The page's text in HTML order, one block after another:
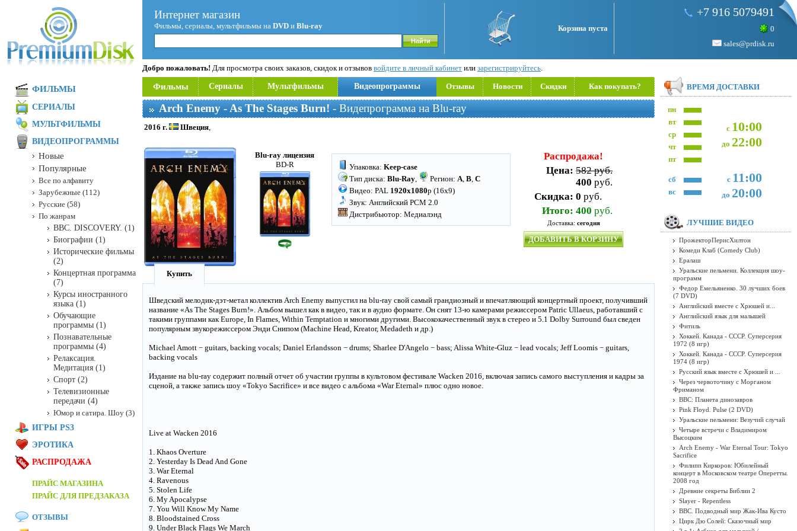
Интернет магазин
Фильмы, сериалы, мультфильмы на DVD и Blu-ray Корзина пуста
+7 916 5079491
0
sales@prdisk.ru
Добро пожаловать! Для просмотра своих заказов, скидок и отзывов войдите в личный кабинет или зарегистрируйтесь.
Фильмы Сериалы Мультфильмы Видеопрограммы Отзывы Новости Скидки Как покупать?
Arch Enemy - As The Stages Burn! - Видепрограмма на Blu-ray
2016 г. Швеция,
Blu-ray лицензия
BD-R
Упаковка: Keep-case
Тип диска: Blu-Ray, Регион: A, B, C
Видео: PAL 1920x1080p (16x9)
Звук: Английский PCM 2.0
Дистрибьютор: Медиалэнд
Распродажа!
Цена: 582 руб.
400 руб.
Скидка: 0 руб.
Итого: 400 руб.
Доставка: сегодня
ДОБАВИТЬ В КОРЗИНУ
Купить
Шведский мелодик-дэт-метал коллектив Arch Enemy выпустил на blu-ray свой самый грандиозный и впечатляющий концертный проект, получивший
название «As The Stages Burn!». Альбом вышел как в видео, так и в аудио формате. Он снят 13-ю камерами режиссером Patric Ullaeus, работавший с
такими группами как Europe, In Flames, Within Temptation и многими другими. Высококачественный звук в стерео и 5.1 Dolby Surround был сведен
популярным звукорежиссером Энди Снипом (Machine Head, Kreator, Medadeth и др.)
Michael Amott − guitars, backing vocals; Daniel Erlandsson − drums; Sharlee D'Angelo − bass; Alissa White-Gluz − lead vocals; Jeff Loomis − guitars,
backing vocals
Издание на blu-ray содержит полный отчет об участии группы в культовом фестивале Wacken 2016, включая запись самого выступления и кадры за
сценой, а также запись шоу «Tokyo Sacrifice» и все видео с альбома «War Eternal» плюс одно новое.
Live at Wacken 2016
1. Khaos Overture
2. Yesterday Is Dead And Gone
3. War Eternal
4. Ravenous
5. Stolen Life
6. My Apocalypse
7. You Will Know My Name
8. Bloodstained Cross
9. Under Black Flags We March
ФИЛЬМЫ
СЕРИАЛЫ
МУЛЬТФИЛЬМЫ
ВИДЕОПРОГРАММЫ
Новые
Популярные
Все по алфавиту
Зарубежные (112)
Русские (58)
По жанрам
BBC. DISCOVERY. (1)
Биографии (1)
Исторические фильмы
(2)
Концертная программа
(7)
Курсы иностранного
языка (1)
Обучающие
программы (1)
Познавательные
программы (4)
Релаксация.
Медитация (1)
Спорт (2)
Телевизионные
передачи (4)
Юмор и сатира. Шоу (3)
ИГРЫ PS3
ЭРОТИКА
РАСПРОДАЖА
ПРАЙС МАГАЗИНА
ПРАЙС ДЛЯ ПРЕДЗАКАЗА
ОТЗЫВЫ
ВРЕМЯ ДОСТАВКИ
пн
с 10:00
до 22:00
вт
ср
чт
пт
с 11:00
до 20:00
сб
вс
ЛУЧШИЕ ВИДЕО
ПрожекторПерисХилтон
Комеди Клаб (Comedy Club)
Ералаш
Уральские пельмени. Коллекция шоу-
программ
Федор Емельяненко. 30 лучших боев
(7 DVD)
Английский вместе с Хрюшей и...
Английский язык для малышей
Фитиль
Хоккей. Канада - СССР. Суперсерия
1972 (8 игр)
Хоккей. Канада - СССР. Суперсерия
1974 (8 игр)
Русский язык вместе с Хрюшей и ...
Через червоточину с Морганом
Фриманом
BBC: Планета динозавров
Pink Floyd. Pulse (2 DVD)
Уральские пельмени: Везучий случай
Четыре встречи с Владимиром
Высоцким
Arch Enemy - War Eternal Tour: Tokyo
Sacrifice
Филипп Киркоров: Юбилейный
концерт в Московском театре Оперетты.
2008 год
Древние секреты Библии 2
Slayer - Repentless
BBC. Подводный мир Жак-Ива Кусто
Цирк Дю Солей: Сказочный мир